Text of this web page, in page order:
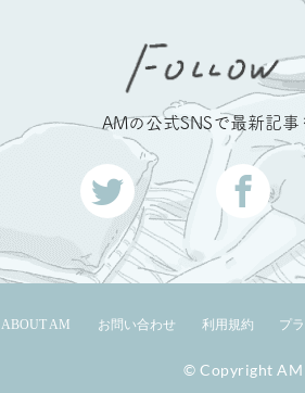
AMの公式SNSで最新記事
ABOUT AM お問い合わせ 利用規約 プ
© Copyright AM